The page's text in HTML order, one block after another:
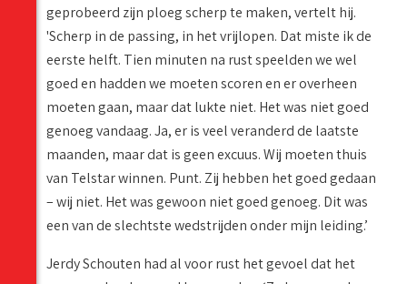
geprobeerd zijn ploeg scherp te maken, vertelt hij.
'Scherp in de passing, in het vrijlopen. Dat miste ik de
eerste helft. Tien minuten na rust speelden we wel
goed en hadden we moeten scoren en er overheen
moeten gaan, maar dat lukte niet. Het was niet goed
genoeg vandaag. Ja, er is veel veranderd de laatste
maanden, maar dat is geen excuus. Wij moeten thuis
van Telstar winnen. Punt. Zij hebben het goed gedaan
– wij niet. Het was gewoon niet goed genoeg. Dit was
een van de slechtste wedstrijden onder mijn leiding.’
Jerdy Schouten had al voor rust het gevoel dat het